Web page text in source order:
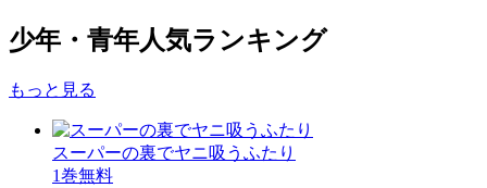
少年・青年人気ランキング
もっと見る
スーパーの裏でヤニ吸うふたり
1巻無料